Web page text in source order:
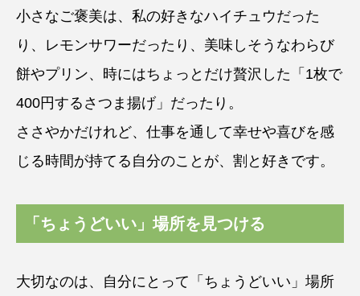
小さなご褒美は、私の好きなハイチュウだった
り、レモンサワーだったり、美味しそうなわらび
餅やプリン、時にはちょっとだけ贅沢した「1枚で
400円するさつま揚げ」だったり。
ささやかだけれど、仕事を通して幸せや喜びを感
じる時間が持てる自分のことが、割と好きです。
「ちょうどいい」場所を見つける
大切なのは、自分にとって「ちょうどいい」場所